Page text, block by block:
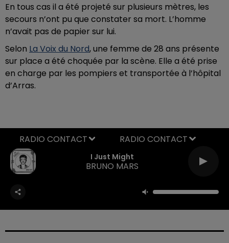
En tous cas il a été projeté sur plusieurs mètres, les
secours n’ont pu que constater sa mort. L’homme
n’avait pas de papier sur lui.
Selon La Voix du Nord, une femme de 28 ans présente
sur place a été choquée par la scène. Elle a été prise
en charge par les pompiers et transportée à l’hôpital
d’Arras.
I Just Might
BRUNO MARS
RADIO CONTACT